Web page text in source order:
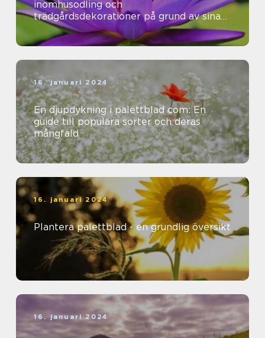
inomhusodling och
trädgårdsdekorationer på grund av sina
vackra färger och mönster
16. januari 2024
En djupdykning i palettblad com: En
guide till populära sorter och deras
mångfald
16. januari 2024
Plantera palettblad - en grundlig översikt
16. januari 2024